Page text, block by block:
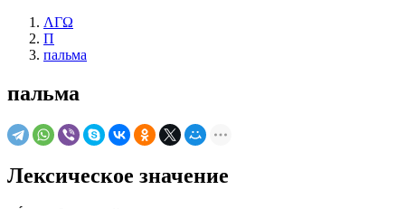
ΛΓΩ
П
пальма
пальма
Лексическое значение